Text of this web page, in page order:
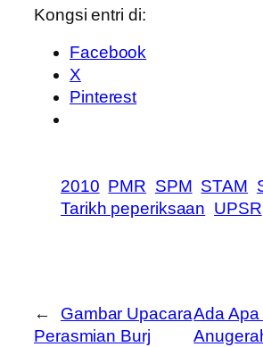
Kongsi entri di:
Facebook
X
Pinterest
2010 PMR SPM STAM
Tarikh peperiksaan UPSR
←
Gambar Upacara
Perasmian Burj
Ada